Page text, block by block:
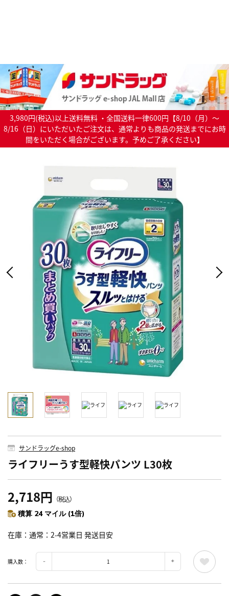
3,980円(税込)以上送料無料 ・全国送料一律600円【8/10（月）～
8/16（日）にいただいたご注文は、通常よりも商品の発送までにお時
間をいただく場合がございます。予めご了承ください】
サンドラッグe-shop
ライフリーうす型軽快パンツ L30枚
2,718円 （税込）
積算 24 マイル (1倍)
在庫 通常：2-4営業日 発送目安
購入数：